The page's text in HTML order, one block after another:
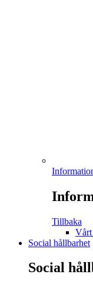
Tillbaka
Vårt
Social hållbarhet
Social